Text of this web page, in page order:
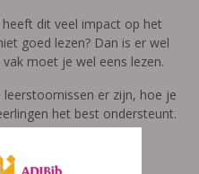
dit veel impact op het
goed lezen? Dan is er wel
moet je wel eens lezen.
er zijn, hoe je
het best ondersteunt.